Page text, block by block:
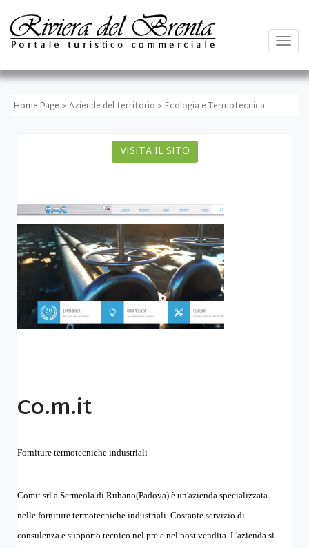
Home Page > Aziende del territorio > Ecologia e Termotecnica
VISITA IL SITO
Co.m.it
Forniture termotecniche industriali
Comit srl a Sermeola di Rubano(Padova) è un'azienda specializzata
nelle forniture termotecniche industriali. Costante servizio di
consulenza e supporto tecnico nel pre e nel post vendita. L'azienda si